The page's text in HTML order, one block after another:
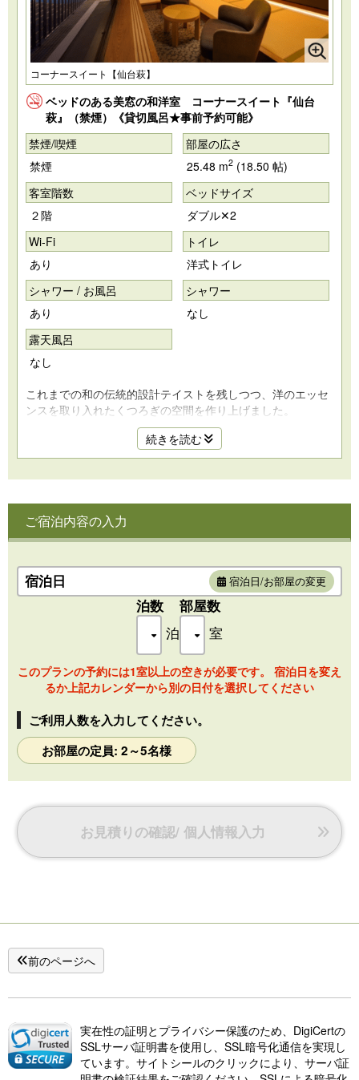
コーナースイート【仙台萩】
ベッドのある美窓の和洋室 コーナースイート『仙台
萩』（禁煙）《貸切風呂★事前予約可能》
禁煙/喫煙
禁煙
部屋の広さ
25.48 m2(18.50 帖)
客室階数
２階
ベッドサイズ
ダブル✕2
Wi-Fi
あり
トイレ
洋式トイレ
シャワー / お風呂
あり
シャワー
なし
露天風呂
なし
これまでの和の伝統的設計テイストを残しつつ、洋のエッセ
ンスを取り入れたくつろぎの空間を作り上げました。
ADコア社製の家具で統一された室内からは、松島のシンボル
「福浦橋」がすぐそばにご覧いただけます。
※こちらの客室は、貸切風呂「朝日見の湯」事前予約が可能
【お部屋広さ】：68.4㎡
続きを読む
ご宿泊内容の入力
宿泊日 宿泊日/お部屋の変更
泊数
泊
部屋数
室
このプランの予約には1室以上の空きが必要です。 宿泊日を変え
るか上記カレンダーから別の日付を選択してください
ご利用人数を入力してください。
お部屋の定員: 2～5名様
お見積りの確認/ 個人情報入力
前のページへ
実在性の証明とプライバシー保護のため、DigiCertの
SSLサーバ証明書を使用し、SSL暗号化通信を実現し
ています。サイトシールのクリックにより、サーバ証